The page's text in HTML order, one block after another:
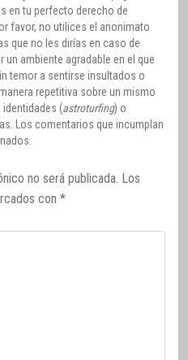
en tu perfecto derecho de
favor, no utilices el anonimato
que no les dirías en caso de
ambiente agradable en el que
temor a sentirse insultados o
repetitiva sobre un mismo
(astroturfing) o
Los comentarios que incumplan
no será publicada. Los
con *